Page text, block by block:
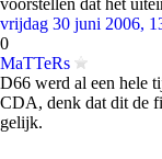
voorstellen dat het
vrijdag 30 juni 2006,
0
MaTTeRs
D66 werd al een hele
CDA, denk dat dit de
gelijk.